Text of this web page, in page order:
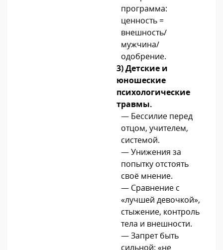
программа:
ценность =
внешность/
мужчина/
одобрение.
3) Детские и
юношеские
психологические
травмы.
— Бессилие перед
отцом, учителем,
системой.
— Унижения за
попытку отстоять
своё мнение.
— Сравнение с
«лучшей девочкой»,
стыжение, контроль
тела и внешности.
— Запрет быть
сильной: «не